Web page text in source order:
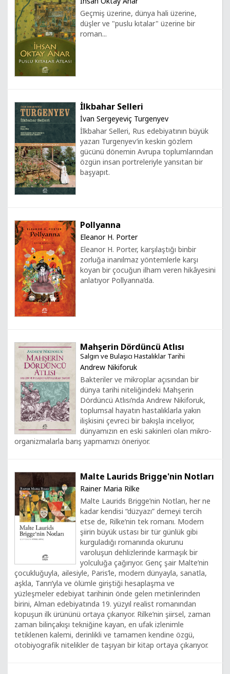
Geçmiş üzerine, dünya hali üzerine,
düşler ve "puslu kıtalar" üzerine bir
roman...
İlkbahar Selleri
İvan Sergeyeviç Turgenyev
İlkbahar Selleri, Rus edebiyatının büyük
yazarı Turgenyev’in keskin gözlem
gücünü dönemin Avrupa toplumlarından
özgün insan portreleriyle yansıtan bir
başyapıt.
Pollyanna
Eleanor H. Porter
Eleanor H. Porter, karşılaştığı binbir
zorluğa inanılmaz yöntemlerle karşı
koyan bir çocuğun ilham veren hikâyesini
anlatıyor Pollyanna’da.
Mahşerin Dördüncü Atlısı
Salgın ve Bulaşıcı Hastalıklar Tarihi
Andrew Nikiforuk
Bakteriler ve mikroplar açısından bir
dünya tarihi niteliğindeki Mahşerin
Dördüncü Atlısı’nda Andrew Nikiforuk,
toplumsal hayatın hastalıklarla yakın
ilişkisini çevreci bir bakışla inceliyor,
dünyamızın en eski sakinleri olan mikro-
organizmalarla barış yapmamızı öneriyor.
Malte Laurids Brigge'nin Notları
Rainer Maria Rilke
Malte Laurids Brigge’nin Notları, her ne
kadar kendisi “düzyazı” demeyi tercih
etse de, Rilke’nin tek romanı. Modern
şiirin büyük ustası bir tür günlük gibi
kurguladığı romanında okurunu
varoluşun dehlizlerinde karmaşık bir
yolculuğa çağırıyor. Genç şair Malte’nin
çocukluğuyla, ailesiyle, Paris’le, modern dünyayla, sanatla,
aşkla, Tanrı’yla ve ölümle giriştiği hesaplaşma ve
yüzleşmeler edebiyat tarihinin önde gelen metinlerinden
birini, Alman edebiyatında 19. yüzyıl realist romanından
kopuşun ilk ürününü ortaya çıkarıyor. Rilke’nin şiirsel, zaman
zaman bilinçakışı tekniğine kayan, en ufak izlenimle
tetiklenen kalemi, derinlikli ve tamamen kendine özgü,
otobiyografik nitelikler de taşıyan bir kitap ortaya çıkarıyor.